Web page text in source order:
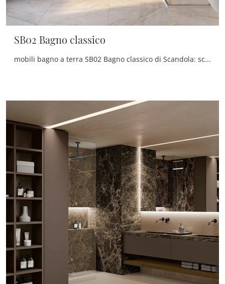
SB02 Bagno classico
mobili bagno a terra SB02 Bagno classico di Scandola: scopri l'Arredo Bagno in laccato opaco classico e arreda il tuo bagno.